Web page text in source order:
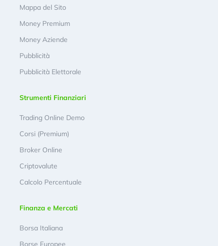
Mappa del Sito
Money Premium
Money Aziende
Pubblicità
Pubblicità Elettorale
Strumenti Finanziari
Trading Online Demo
Corsi (Premium)
Broker Online
Criptovalute
Calcolo Percentuale
Finanza e Mercati
Borsa Italiana
Borse Europee